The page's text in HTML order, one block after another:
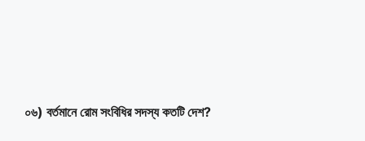
০৬) বর্তমানে রোম সংবিধির সদস্য কতটি দেশ?